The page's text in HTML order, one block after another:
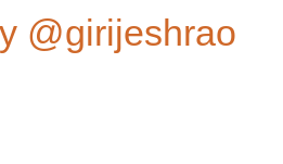
@girijeshrao